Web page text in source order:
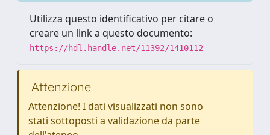
Utilizza questo identificativo per citare o
creare un link a questo documento:
https://hdl.handle.net/11392/1410112
Attenzione
Attenzione! I dati visualizzati non sono
stati sottoposti a validazione da parte